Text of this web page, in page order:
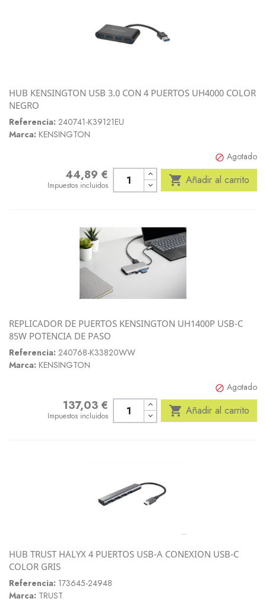
HUB KENSINGTON USB 3.0 CON 4 PUERTOS UH4000 COLOR
NEGRO
Referencia: 240741-K39121EU
Marca: KENSINGTON
 Agotado
Precio44,89 €
Impuestos incluidos  Añadir al carrito
REPLICADOR DE PUERTOS KENSINGTON UH1400P USB-C
85W POTENCIA DE PASO
Referencia: 240768-K33820WW
Marca: KENSINGTON
 Agotado
Precio137,03 €
Impuestos incluidos  Añadir al carrito
HUB TRUST HALYX 4 PUERTOS USB-A CONEXION USB-C
COLOR GRIS
Referencia: 173645-24948
Marca: TRUST